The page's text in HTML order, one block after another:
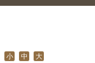
小 中 大